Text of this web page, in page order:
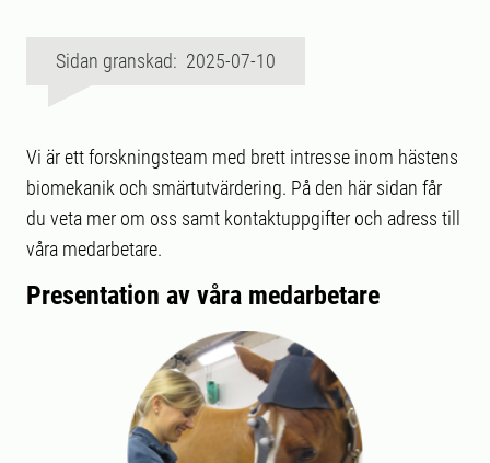
Sidan granskad: 2025-07-10
Vi är ett forskningsteam med brett intresse inom hästens
biomekanik och smärtutvärdering. På den här sidan får
du veta mer om oss samt kontaktuppgifter och adress till
våra medarbetare.
Presentation av våra medarbetare